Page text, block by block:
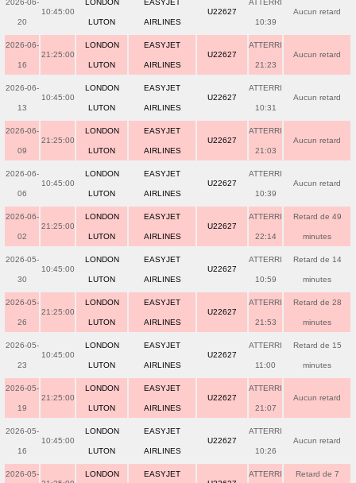
2026-06-
20
10:45:00
LONDON
LUTON
EASYJET
AIRLINES
U22627
ATTERRI
10:39
Aucun retard
2026-06-
16
21:25:00
LONDON
LUTON
EASYJET
AIRLINES
U22627
ATTERRI
21:23
Aucun retard
2026-06-
13
10:45:00
LONDON
LUTON
EASYJET
AIRLINES
U22627
ATTERRI
10:31
Aucun retard
2026-06-
09
21:25:00
LONDON
LUTON
EASYJET
AIRLINES
U22627
ATTERRI
21:03
Aucun retard
2026-06-
06
10:45:00
LONDON
LUTON
EASYJET
AIRLINES
U22627
ATTERRI
10:39
Aucun retard
2026-06-
02
21:25:00
LONDON
LUTON
EASYJET
AIRLINES
U22627
ATTERRI
22:14
Retard de 49
minutes
2026-05-
30
10:45:00
LONDON
LUTON
EASYJET
AIRLINES
U22627
ATTERRI
10:59
Retard de 14
minutes
2026-05-
26
21:25:00
LONDON
LUTON
EASYJET
AIRLINES
U22627
ATTERRI
21:53
Retard de 28
minutes
2026-05-
23
10:45:00
LONDON
LUTON
EASYJET
AIRLINES
U22627
ATTERRI
11:00
Retard de 15
minutes
2026-05-
19
21:25:00
LONDON
LUTON
EASYJET
AIRLINES
U22627
ATTERRI
21:07
Aucun retard
2026-05-
16
10:45:00
LONDON
LUTON
EASYJET
AIRLINES
U22627
ATTERRI
10:26
Aucun retard
2026-05- LONDON EASYJET ATTERRI Retard de 7